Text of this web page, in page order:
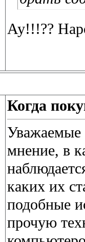
Ау!!!??
Когда
Уважаемые
мнение, в
каких их
подобные
прочую